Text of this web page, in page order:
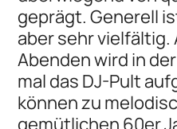
geprägt. Generell
aber sehr vielfältig.
Abenden wird in
mal das DJ-Pult
können zu
gemütlichen 60er